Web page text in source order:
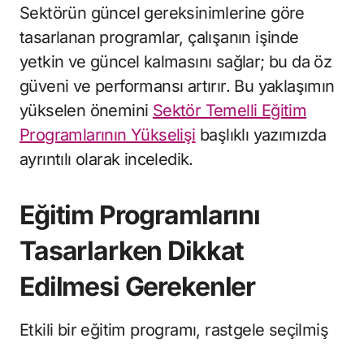
Sektörün güncel gereksinimlerine göre
tasarlanan programlar, çalışanın işinde
yetkin ve güncel kalmasını sağlar; bu da öz
güveni ve performansı artırır. Bu yaklaşımın
yükselen önemini Sektör Temelli Eğitim
Programlarının Yükselişi başlıklı yazımızda
ayrıntılı olarak inceledik.
Eğitim Programlarını
Tasarlarken Dikkat
Edilmesi Gerekenler
Etkili bir eğitim programı, rastgele seçilmiş